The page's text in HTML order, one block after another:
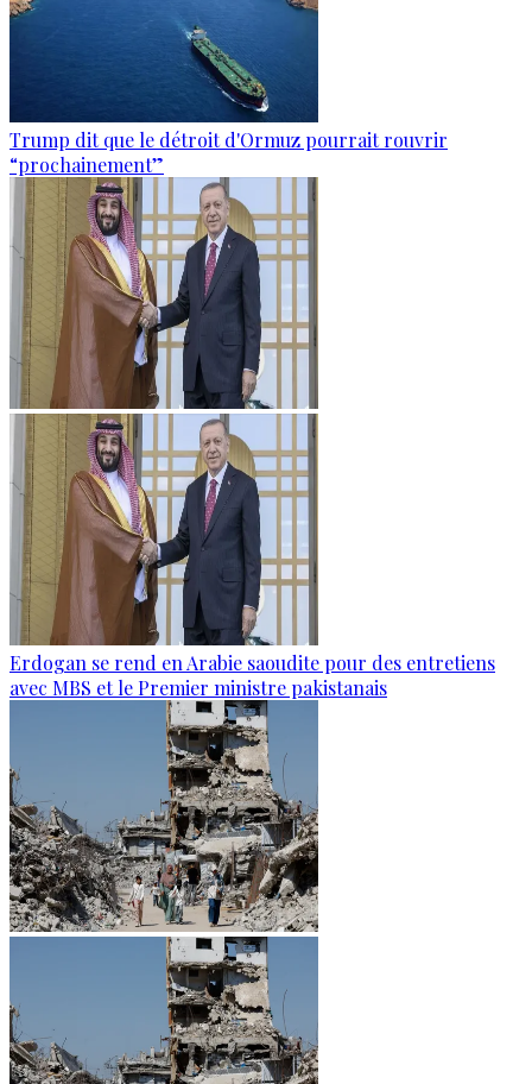
Trump dit que le détroit d'Ormuz pourrait rouvrir
“prochainement”
Erdogan se rend en Arabie saoudite pour des entretiens
avec MBS et le Premier ministre pakistanais